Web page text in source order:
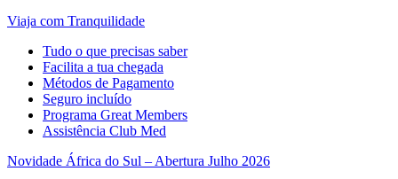
Viaja com Tranquilidade
Tudo o que precisas saber
Facilita a tua chegada
Métodos de Pagamento
Seguro incluído
Programa Great Members
Assistência Club Med
Novidade África do Sul – Abertura Julho 2026